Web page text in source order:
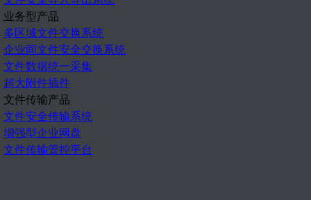
业务型产品
多区域文件交换系统
企业间文件安全交换系统
文件数据统一采集
超大附件插件
文件传输产品
文件安全传输系统
增强型企业网盘
文件传输管控平台